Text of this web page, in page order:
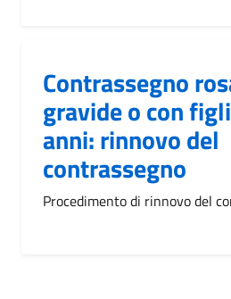
Contrassegno
gravide o con
anni: rinnovo del
contrassegno
Procedimento di rinnovo del